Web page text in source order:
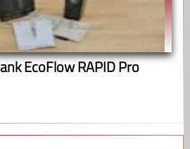
EcoFlow RAPID Pro